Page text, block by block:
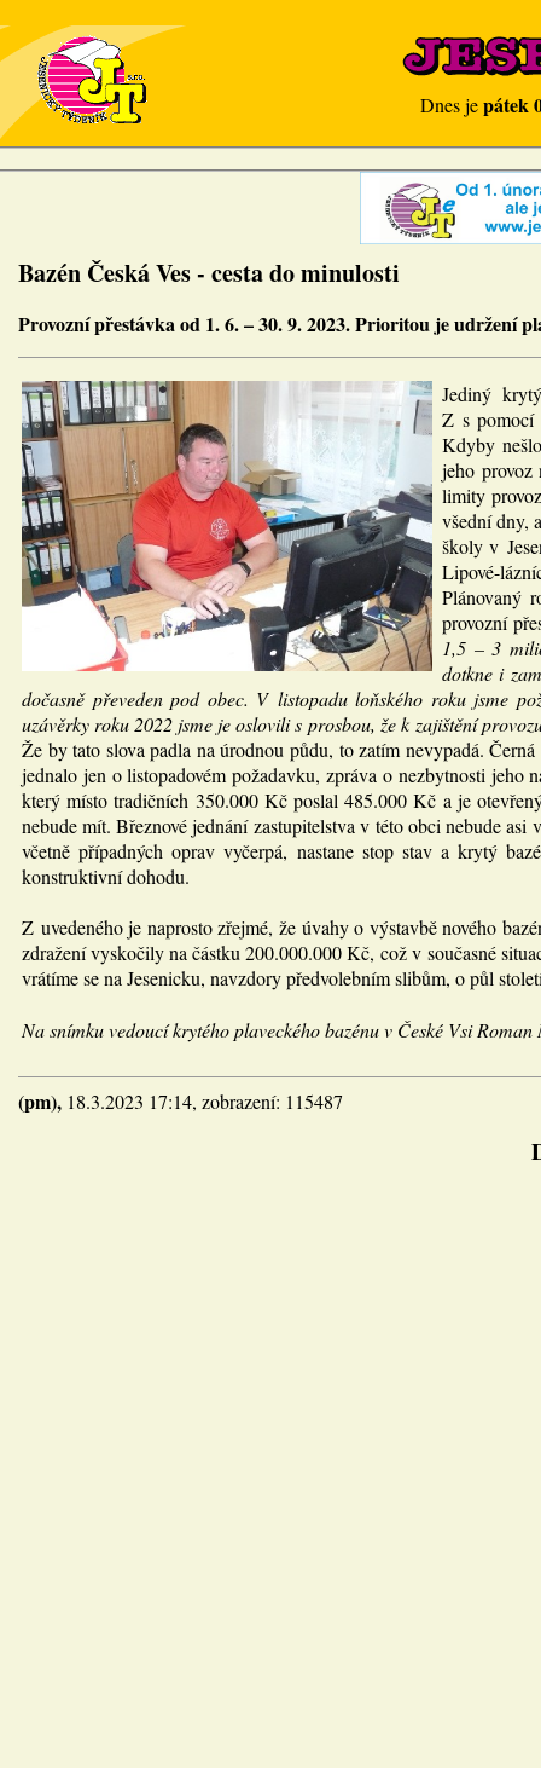
Dnes jepátek
Bazén Česká Ves - cesta do minulosti
Provozní přestávka od 1. 6. – 30. 9. 2023. Prioritou je udržení
Jediný
Z s pomocí
Kdyby
jeho provoz
limity
všední dny,
školy v
Lipové-
Plánovaný
provozní
1,5 – 3
dotkne i
dočasně převeden pod obec. V listopadu loňského roku jsme
uzávěrky roku 2022 jsme je oslovili s prosbou, že k zajištění
Že by tato slova padla na úrodnou půdu, to zatím nevypadá.
jednalo jen o listopadovém požadavku, zpráva o nezbytnosti jeho
který místo tradičních 350.000 Kč poslal 485.000 Kč a je
nebude mít. Březnové jednání zastupitelstva v této obci nebude
včetně případných oprav vyčerpá, nastane stop stav a krytý
konstruktivní dohodu.
Z uvedeného je naprosto zřejmé, že úvahy o výstavbě nového
zdražení vyskočily na částku 200.000.000 Kč, což v současné
vrátíme se na Jesenicku, navzdory předvolebním slibům, o půl
Na snímku vedoucí krytého plaveckého bazénu v České Vsi
(pm), 18.3.2023 17:14, zobrazení: 115487